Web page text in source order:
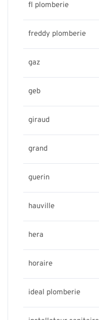
fl plomberie
freddy plomberie
gaz
geb
giraud
grand
guerin
hauville
hera
horaire
ideal plomberie